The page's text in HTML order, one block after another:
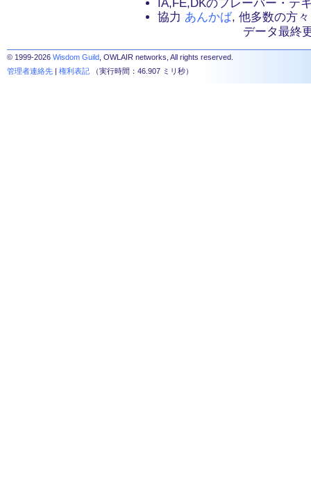
IA,FE,DKのフレーバー・テ
協力 あんかば, 他多数の方々
データ最終
© 1999-2026 Wisdom Guild , OWLAIR networks, All rights reserved.
管理者連絡先 | 権利表記 （実行時間：46.907 ミリ秒）